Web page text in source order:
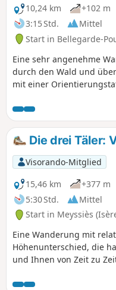
10,24 km +102 m
3:15 Std.
Mittel
Start in Bellegarde-
Eine sehr angenehme
durch den Wald und
mit einer
über den Vercors und das
zu den Savoyer Alpen
da fast die Hälfte der
Waldweg verläuft, ist es
Wanderung nicht bei
auch einige Tage danach
unternehmen.
Die drei Täler:
Visorando-Mitglied
15,46 km
+377 m
5:30 Std.
Mittel
Start in Meyssiès
Eine Wanderung mit
Höhenunterschied, die
und Ihnen von Zeit zu